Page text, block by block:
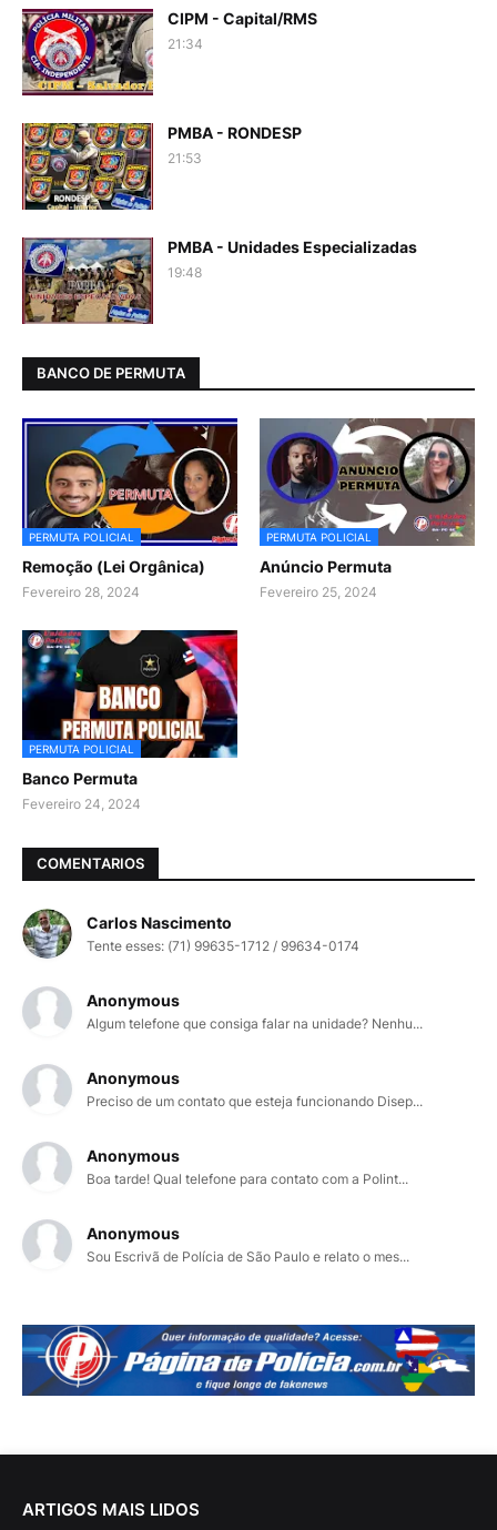
CIPM - Capital/RMS
21:34
PMBA - RONDESP
21:53
PMBA - Unidades Especializadas
19:48
BANCO DE PERMUTA
PERMUTA POLICIAL
Remoção (Lei Orgânica)
Fevereiro 28, 2024
PERMUTA POLICIAL
Anúncio Permuta
Fevereiro 25, 2024
PERMUTA POLICIAL
Banco Permuta
Fevereiro 24, 2024
COMENTARIOS
Carlos Nascimento
Tente esses: (71) 99635-1712 / 99634-0174
Anonymous
Algum telefone que consiga falar na unidade? Nenhu...
Anonymous
Preciso de um contato que esteja funcionando Disep...
Anonymous
Boa tarde! Qual telefone para contato com a Polint...
Anonymous
Sou Escrivã de Polícia de São Paulo e relato o mes...
ARTIGOS MAIS LIDOS